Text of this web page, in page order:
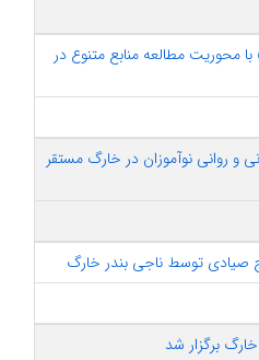
محوریت مطالعه منابع متنوع در
روانی نوآموزان در خارگ مستقر
صیادی توسط ناجی بندر خارگ
برگزار شد